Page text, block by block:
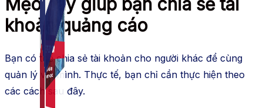
khoản quảng cáo
Bạn có thể chia sẻ tài khoản cho người khác để cùng
quản lý với mình. Thực tế, bạn chỉ cần thực hiện theo
các cách sau đây.